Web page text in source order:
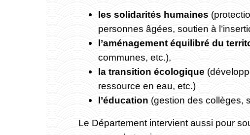
les solidarités humaines
personnes âgées, soutien à
l’aménagement équilibré du
communes, etc.),
la transition écologique
ressource en eau, etc.)
l’éducation (gestion des collèges,
Le Département intervient aussi pour